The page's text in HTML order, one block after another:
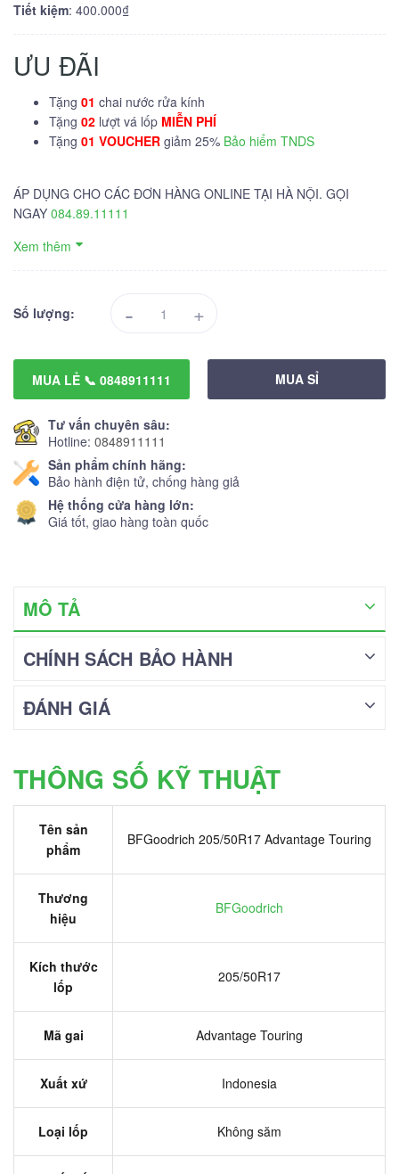
Tiết kiệm: 400.000₫
ƯU ĐÃI
Tặng 01 chai nước rửa kính
Tặng 02 lượt vá lốp MIỄN PHÍ
Tặng 01 VOUCHER giảm 25% Bảo hiểm TNDS
ÁP DỤNG CHO CÁC ĐƠN HÀNG ONLINE TẠI HÀ NỘI. GỌI
NGAY 084.89.11111
Xem thêm
Số lượng: - +
MUA LẺ 📞 0848911111 MUA SỈ
Tư vấn chuyên sâu:
Hotline: 0848911111
Sản phẩm chính hãng:
Bảo hành điện tử, chống hàng giả
Hệ thống cửa hàng lớn:
Giá tốt, giao hàng toàn quốc
MÔ TẢ
CHÍNH SÁCH BẢO HÀNH
ĐÁNH GIÁ
THÔNG SỐ KỸ THUẬT
Tên sản
phẩm
BFGoodrich 205/50R17 Advantage Touring
Thương
hiệu
BFGoodrich
Kích thước
lốp
205/50R17
Mã gai Advantage Touring
Xuất xứ Indonesia
Loại lốp Không săm